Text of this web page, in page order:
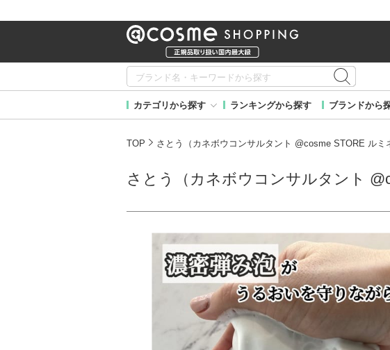
カテゴリから探す ランキングから探す ブランドから
TOP さとう（カネボウコンサルタント @cosme STORE ルミ
さとう（カネボウコンサルタント